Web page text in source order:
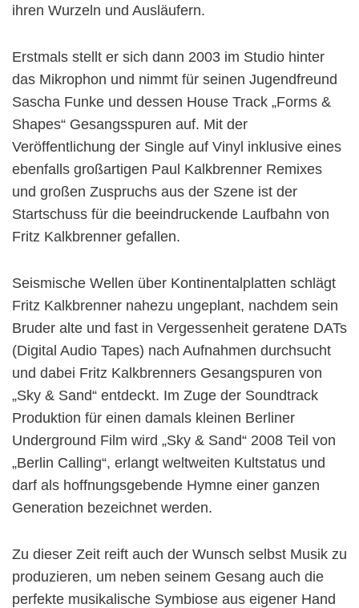
ihren Wurzeln und Ausläufern.
Erstmals stellt er sich dann 2003 im Studio hinter
das Mikrophon und nimmt für seinen Jugendfreund
Sascha Funke und dessen House Track „Forms &
Shapes“ Gesangsspuren auf. Mit der
Veröffentlichung der Single auf Vinyl inklusive eines
ebenfalls großartigen Paul Kalkbrenner Remixes
und großen Zuspruchs aus der Szene ist der
Startschuss für die beeindruckende Laufbahn von
Fritz Kalkbrenner gefallen.
Seismische Wellen über Kontinentalplatten schlägt
Fritz Kalkbrenner nahezu ungeplant, nachdem sein
Bruder alte und fast in Vergessenheit geratene DATs
(Digital Audio Tapes) nach Aufnahmen durchsucht
und dabei Fritz Kalkbrenners Gesangspuren von
„Sky & Sand“ entdeckt. Im Zuge der Soundtrack
Produktion für einen damals kleinen Berliner
Underground Film wird „Sky & Sand“ 2008 Teil von
„Berlin Calling“, erlangt weltweiten Kultstatus und
darf als hoffnungsgebende Hymne einer ganzen
Generation bezeichnet werden.
Zu dieser Zeit reift auch der Wunsch selbst Musik zu
produzieren, um neben seinem Gesang auch die
perfekte musikalische Symbiose aus eigener Hand